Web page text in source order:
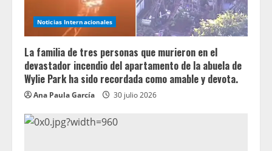
Noticias Internacionales
La familia de tres personas que murieron en el
devastador incendio del apartamento de la abuela de
Wylie Park ha sido recordada como amable y devota.
Ana Paula García 30 julio 2026